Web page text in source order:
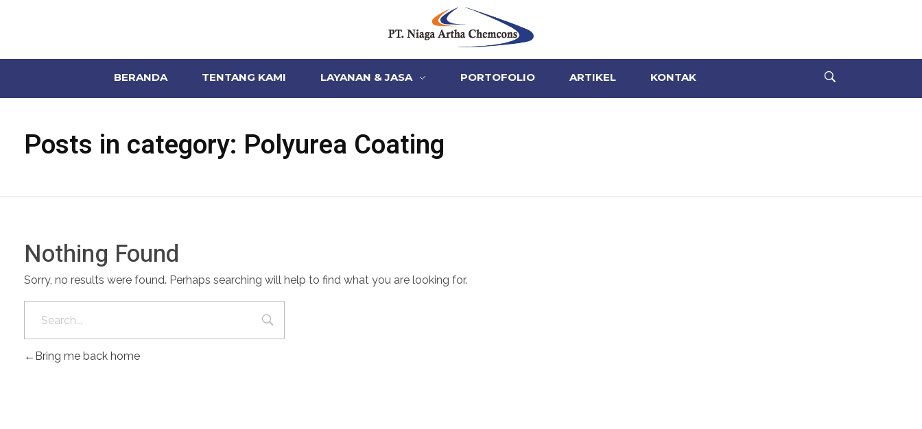
PT Niaga Artha Chemcons
BERANDA TENTANG KAMI LAYANAN & JASA PORTOFOLIO ARTIKEL KONTAK
Posts in category: Polyurea Coating
Nothing Found
Sorry, no results were found. Perhaps searching will help to find what you are looking for.
Bring me back home